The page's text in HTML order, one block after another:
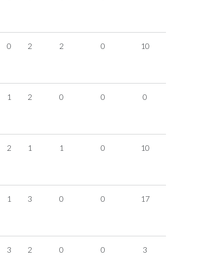
0 2 2 0 10
1 2 0 0 0
2 1 1 0 10
1 3 0 0 17
3 2 0 0 3